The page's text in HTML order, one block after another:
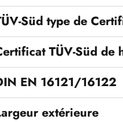
Süd type de
TÜV-Süd de
EN 16121/16122
extérieure